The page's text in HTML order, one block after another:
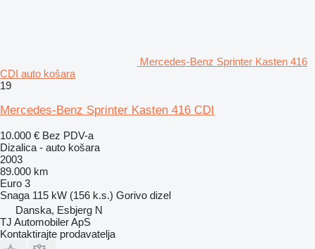
Mercedes-Benz Sprinter Kasten 416
CDI auto košara
19
Mercedes-Benz Sprinter Kasten 416 CDI
10.000 € Bez PDV-a
Dizalica - auto košara
2003
89.000 km
Euro 3
Snaga 115 kW (156 k.s.) Gorivo dizel
Danska, Esbjerg N
TJ Automobiler ApS
Kontaktirajte prodavatelja